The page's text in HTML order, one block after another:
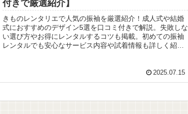
付きで厳選紹介】
きものレンタリエで人気の振袖を厳選紹介！成人式や結婚
式におすすめのデザイン5選を口コミ付きで解説。失敗しな
い選び方やお得にレンタルするコツも掲載。初めての振袖
レンタルでも安心なサービス内容や試着情報も詳しく紹介
2025.07.15